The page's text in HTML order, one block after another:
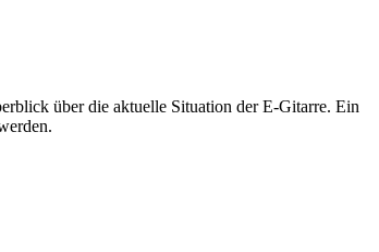
über die aktuelle Situation der E-Gitarre. Ein